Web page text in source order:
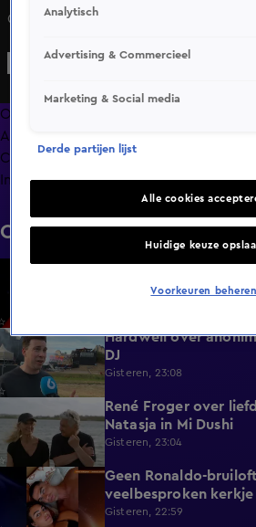
Gerard Jolings single Altijd Vrijgezel
Overzicht
Afleveringen
Clips
Info
Clips
The Voice: Celebrity
af in Amerika
1:25
Hardwell over
DJ
Gisteren, 23:08
René Froger over
Natasja in Mi Dushi
Gisteren, 23:04
1:01
Geen Ronaldo-
veelbesproken
Gisteren, 22:59
Analytisch
Advertising & Commercieel
Marketing & Social media
Derde partijen lijst
Alle cookies
Huidige keuze
Voorkeuren beheren